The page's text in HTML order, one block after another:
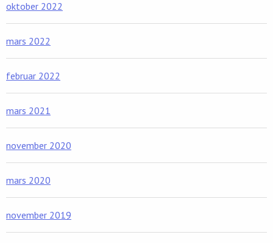
oktober 2022
mars 2022
februar 2022
mars 2021
november 2020
mars 2020
november 2019